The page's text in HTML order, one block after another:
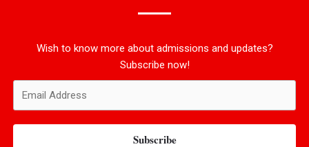
Wish to know more about admissions and updates?
Subscribe now!
Subscribe